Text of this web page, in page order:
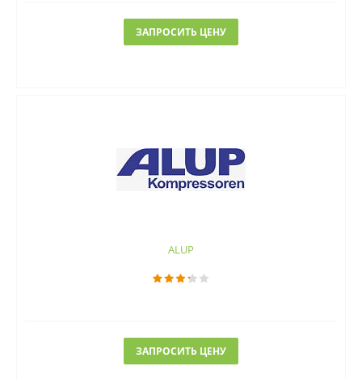
ЗАПРОСИТЬ ЦЕНУ
ALUP
ЗАПРОСИТЬ ЦЕНУ